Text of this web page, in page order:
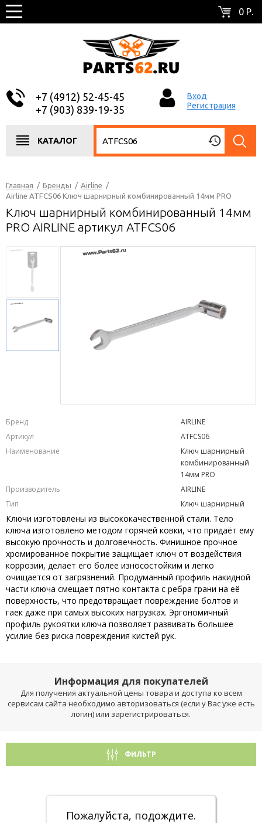
0 Р.
+7 (4912) 52-45-45
+7 (903) 839-19-35
Вход
Регистрация
КАТАЛОГ
Главная / Бренды / Airline /
Airline ATFCS06 Ключ шарнирный комбинированный 14мм PRO
Ключ шарнирный комбинированный 14мм
PRO AIRLINE артикул ATFCS06
Бренд
AIRLINE
Артикул
ATFCS06
Наименование
Ключ шарнирный
комбинированный
14мм PRO
Производитель
AIRLINE
Тип
Ключ шарнирный
Ключи изготовлены из высококачественной стали. Тело
ключа изготовлено методом горячей ковки, что придаёт ему
высокую прочность и долговечность. Финишное прочное
хромированное покрытие защищает ключ от воздействия
коррозии, делает его более износостойким и легко
очищается от загрязнений. Продуманный профиль накидной
части ключа смещает пятно контакта с ребра грани на её
поверхность, что предотвращает повреждение болтов и
гаек даже при самых высоких нагрузках. Эргономичный
профиль рукоятки ключа позволяет развивать большее
усилие без риска повреждения кистей рук.
Информация для покупателей
Для получения актуальной цены товара и доступа ко всем
сервисам сайта необходимо авторизоваться (если у Вас уже есть
логин) или зарегистрироваться.
ФИЛЬТР
Пожалуйста, подождите.